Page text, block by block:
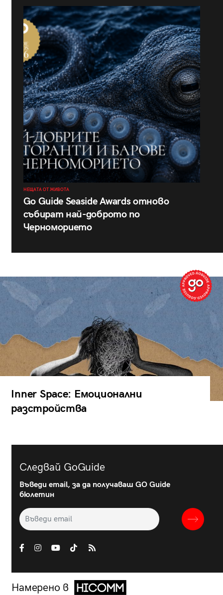
НЕЩАТА ОТ ЖИВОТА
Go Guide Seaside Awards отново
събират най-доброто по
Черноморието
Inner Space: Емоционални
разстройства
Следвай GoGuide
Въведи email, за да получаваш GO Guide
бюлетин
Намерено в